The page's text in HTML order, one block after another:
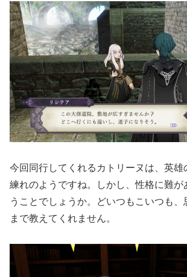
今回同行してくれるカトリーヌは、英雄
練れのようですね。しかし、性格に難が
うことでしょうか。どいつもこいつも、
まで教えてくれません。